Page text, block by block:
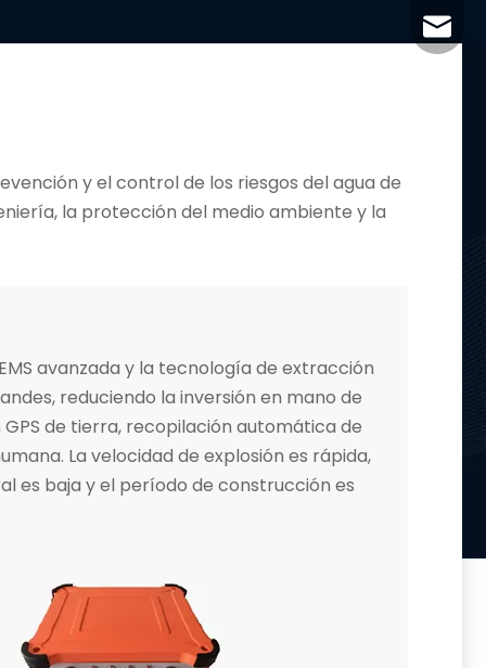
y el control de los riesgos del agua de
la protección del medio ambiente y la
avanzada y la tecnología de extracción
reduciendo la inversión en mano de
de tierra, recopilación automática de
La velocidad de explosión es rápida,
es baja y el período de construcción es
+86-